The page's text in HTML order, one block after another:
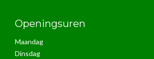
Openingsuren
Maandag
Dinsdag